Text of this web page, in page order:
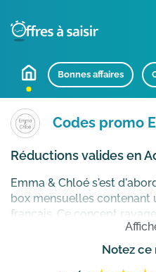
Bonnes affaires
Codes promo
Réductions valides en
Emma & Chloé s'est
box mensuelles contenant
français. Ce concept
de clientes dans
shop proposant lesNotez ce